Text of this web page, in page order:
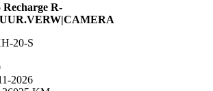
R-
20-S
2026